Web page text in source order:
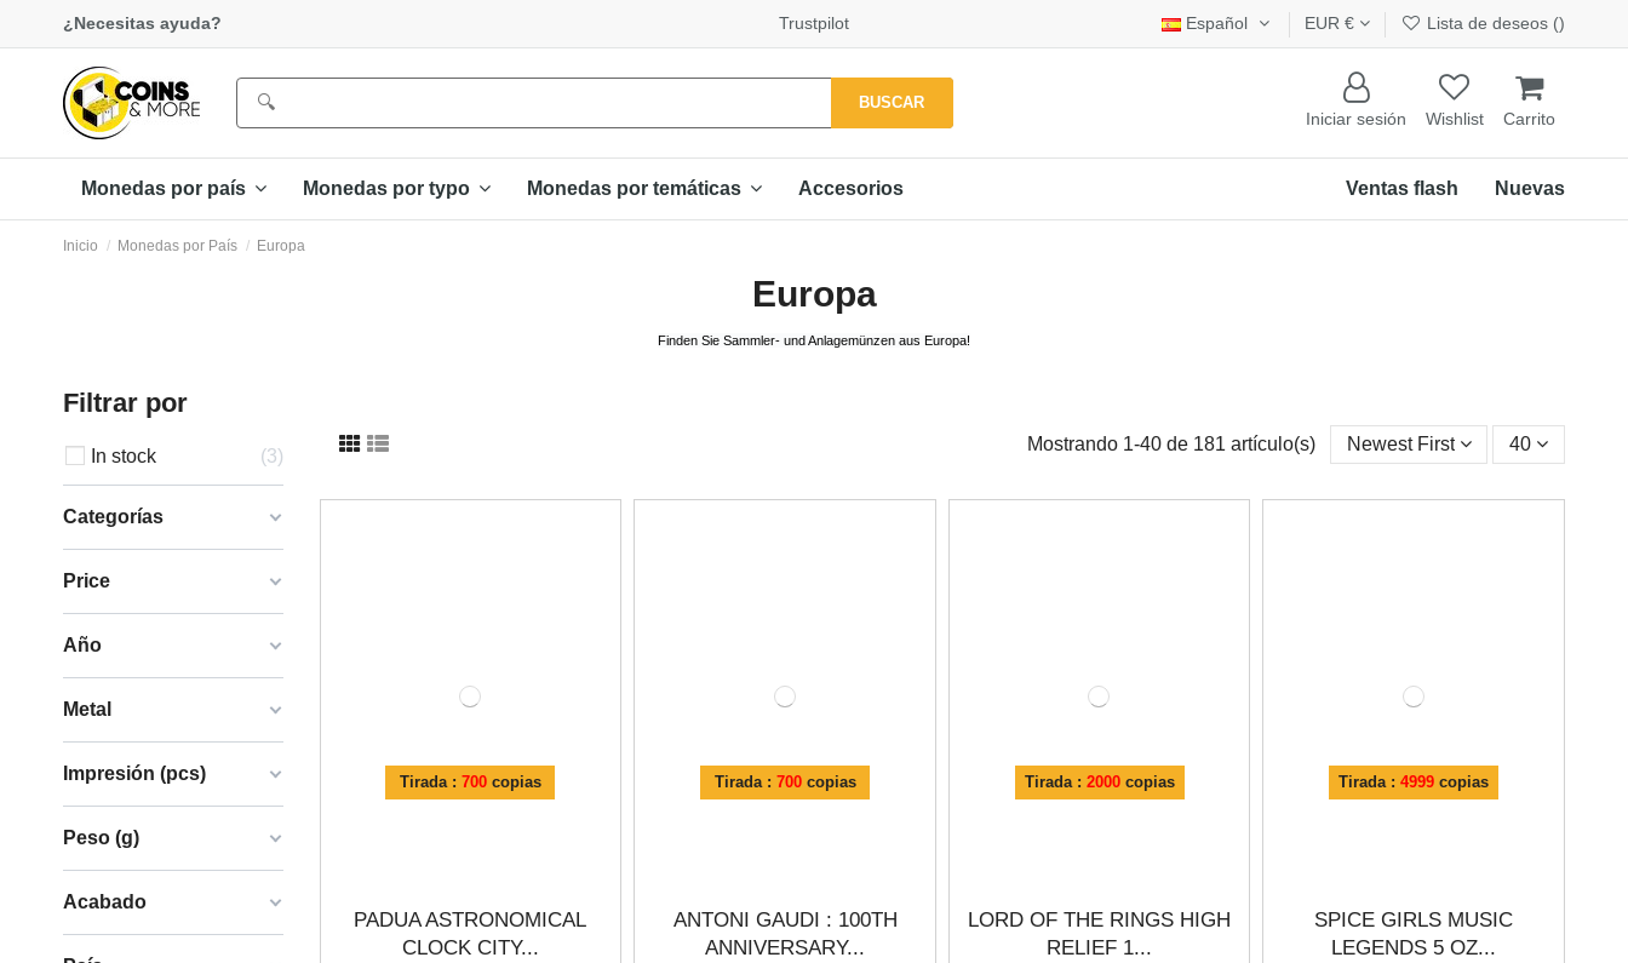
¿Necesitas ayuda? Trustpilot Español EUR € Lista de deseos ()
BUSCAR
Iniciar sesión Wishlist Carrito
Monedas por país Monedas por typo Monedas por temáticas Accesorios Nuevas
Ventas flash
Inicio Monedas por País Europa
Europa
Finden Sie Sammler- und Anlagemünzen aus Europa!
Mostrando 1-40 de 181 artículo(s) Newest First 40
Tirada : 700copias
PADUA ASTRONOMICAL
CLOCK CITY...
Tirada : 700copias
ANTONI GAUDI : 100TH
ANNIVERSARY...
Tirada : 2000copias
LORD OF THE RINGS HIGH
RELIEF 1...
Tirada :4999 copias
SPICE GIRLS MUSIC
LEGENDS 5 OZ...
Filtrar por
In stock 3
Categorías
Price
Año
Metal
Impresión (pcs)
Peso (g)
Acabado